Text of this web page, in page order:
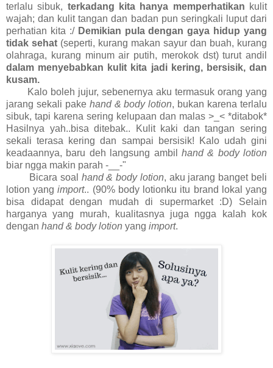
terlalu sibuk, terkadang kita hanya memperhatikan kulit
wajah; dan kulit tangan dan badan pun seringkali luput dari
perhatian kita :/ Demikian pula dengan gaya hidup yang
tidak sehat (seperti, kurang makan sayur dan buah, kurang
olahraga, kurang minum air putih, merokok dst) turut andil
dalam menyebabkan kulit kita jadi kering, bersisik, dan
kusam.
Kalo boleh jujur, sebenernya aku termasuk orang yang
jarang sekali pake hand & body lotion, bukan karena terlalu
sibuk, tapi karena sering kelupaan dan malas >_< *ditabok*
Hasilnya yah..bisa ditebak.. Kulit kaki dan tangan sering
sekali terasa kering dan sampai bersisik! Kalo udah gini
keadaannya, baru deh langsung ambil hand & body lotion
biar ngga makin parah -__-"
Bicara soal hand & body lotion, aku jarang banget beli
lotion yangimport.. (90% body lotionku itu brand lokal yang
bisa didapat dengan mudah di supermarket :D) Selain
harganya yang murah, kualitasnya juga ngga kalah kok
dengan hand & body lotion yang import.